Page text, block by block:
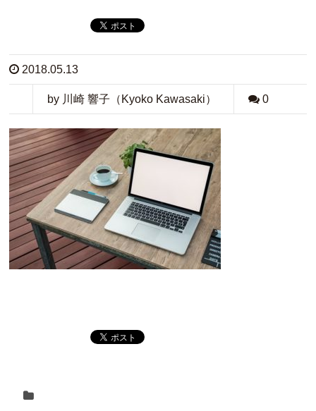
2018.05.13
by 川崎 響子（Kyoko Kawasaki） 0